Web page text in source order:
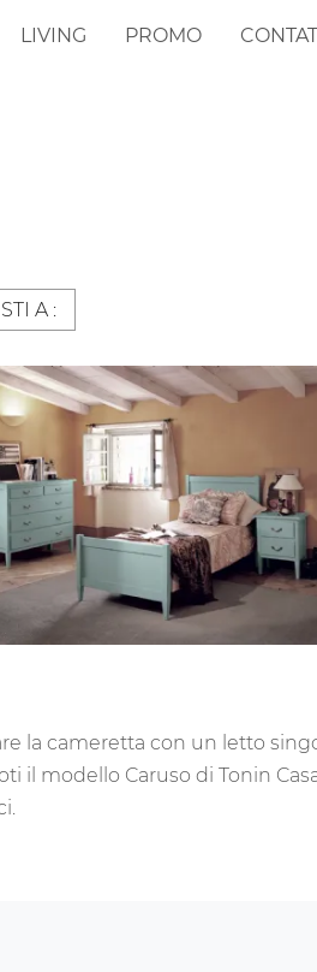
LIVING PROMO
A :
la cameretta con un letto
il modello Caruso di Tonin